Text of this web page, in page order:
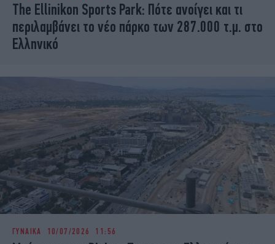
The Ellinikon Sports Park: Πότε ανοίγει και τι
περιλαμβάνει το νέο πάρκο των 287.000 τ.μ. στο
Ελληνικό
ΓΥΝΑΙΚΑ 10/07/2026 11:56